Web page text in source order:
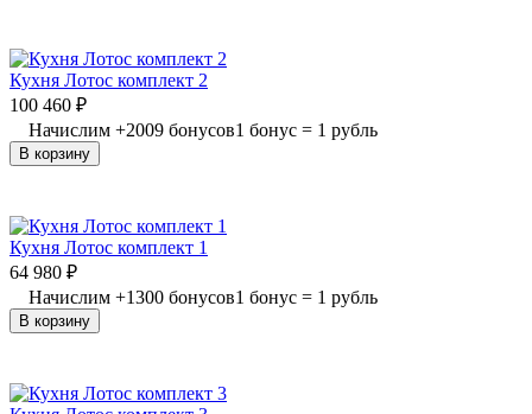
Кухня Лотос комплект 2
100 460 ₽
Начислим +2009 бонусов1 бонус = 1 рубль
В корзину
Кухня Лотос комплект 1
64 980 ₽
Начислим +1300 бонусов1 бонус = 1 рубль
В корзину